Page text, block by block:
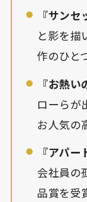
『サンセ
と影を描
作のひと
『お熱い
ローらが
お人気の
『アパー
会社員の
品賞を受